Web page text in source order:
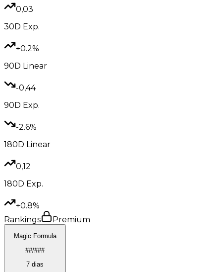
0,03
30D Exp.
+0.2%
90D Linear
-0,44
90D Exp.
-2.6%
180D Linear
0,12
180D Exp.
+0.8%
Rankings
Premium
Magic Formula
##/###
7 dias